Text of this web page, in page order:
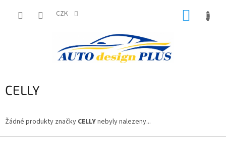
CZK
CELLY
Žádné produkty značky CELLYnebyly nalezeny...